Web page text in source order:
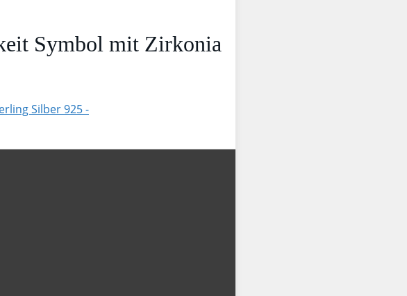
Symbol mit Zirkonia